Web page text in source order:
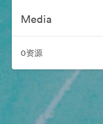
Media
0资源